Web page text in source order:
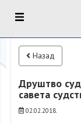
Назад
Друштво
савета
02.02.2018.